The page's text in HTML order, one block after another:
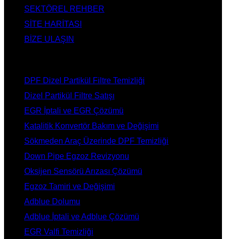
SEKTÖREL REHBER
SİTE HARİTASI
BİZE ULAŞIN
DPF Dizel Partikül Filtre Temizliği
Dizel Partikül Filtre Satışı
EGR İptali ve EGR Çözümü
Katalitik Konvertör Bakım ve Değişimi
Sökmeden Araç Üzerinde DPF Temizliği
Down Pipe Egzoz Revizyonu
Oksijen Sensörü Arızası Çözümü
Egzoz Tamiri ve Değişimi
Adblue Dolumu
Adblue İptali ve Adblue Çözümü
EGR Valfi Temizliği